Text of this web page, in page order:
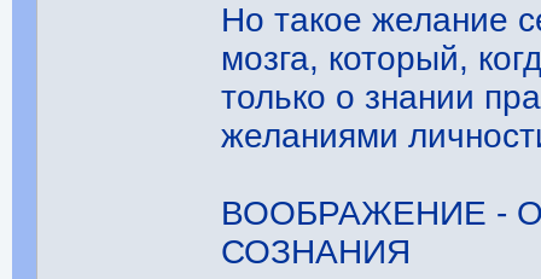
Но такое желание
мозга, который,
только о знании
желаниями
ВООБРАЖЕНИЕ -
СОЗНАНИЯ